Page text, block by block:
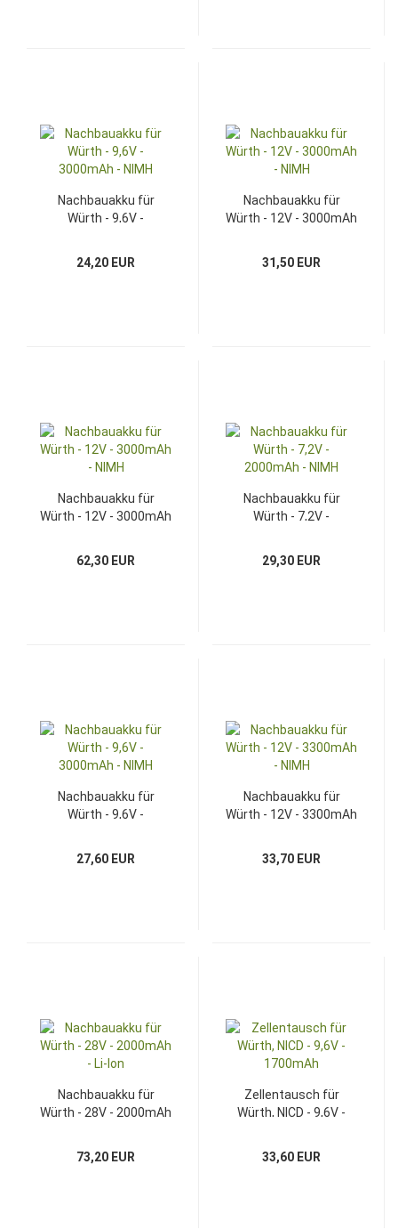
Nachbauakku für
Würth - 9,6V -
24,20 EUR
Nachbauakku für
Würth - 12V - 3000mAh
31,50 EUR
Nachbauakku für
Würth - 12V - 3000mAh
62,30 EUR
Nachbauakku für
Würth - 7,2V -
29,30 EUR
Nachbauakku für
Würth - 9,6V -
27,60 EUR
Nachbauakku für
Würth - 12V - 3300mAh
33,70 EUR
Nachbauakku für
Würth - 28V - 2000mAh
73,20 EUR
Zellentausch für
Würth, NICD - 9,6V -
33,60 EUR